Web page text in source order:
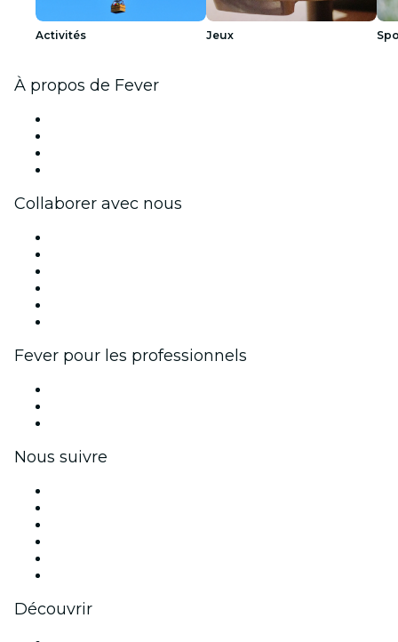
Activités Jeux
À propos de Fever
Collaborer avec nous
Fever pour les professionnels
Nous suivre
Découvrir